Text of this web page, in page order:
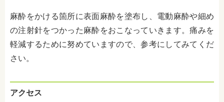
麻酔をかける箇所に表面麻酔を塗布し、電動麻酔や細め
の注射針をつかった麻酔をおこなっていきます。痛みを
軽減するために努めていますので、参考にしてみてくだ
さい。
アクセス